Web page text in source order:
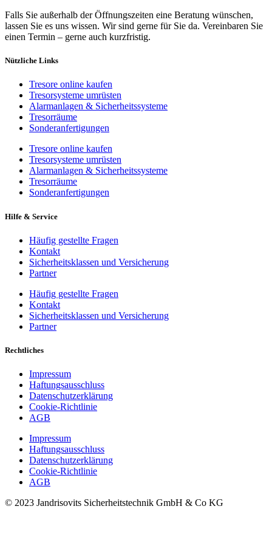
Falls Sie außerhalb der Öffnungszeiten eine Beratung wünschen,
lassen Sie es uns wissen. Wir sind gerne für Sie da. Vereinbaren Sie
einen Termin – gerne auch kurzfristig.
Nützliche Links
Tresore online kaufen
Tresorsysteme umrüsten
Alarmanlagen & Sicherheitssysteme
Tresorräume
Sonderanfertigungen
Tresore online kaufen
Tresorsysteme umrüsten
Alarmanlagen & Sicherheitssysteme
Tresorräume
Sonderanfertigungen
Hilfe & Service
Häufig gestellte Fragen
Kontakt
Sicherheitsklassen und Versicherung
Partner
Häufig gestellte Fragen
Kontakt
Sicherheitsklassen und Versicherung
Partner
Rechtliches
Impressum
Haftungsausschluss
Datenschutzerklärung
Cookie-Richtlinie
AGB
Impressum
Haftungsausschluss
Datenschutzerklärung
Cookie-Richtlinie
AGB
© 2023 Jandrisovits Sicherheitstechnik GmbH & Co KG